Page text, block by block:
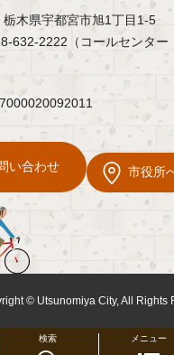
検索 メニュー
木県宇都宮市旭1丁目1-5
632-2222（コールセンター
い合わせ 市役所
© Utsunomiya City, All Rights